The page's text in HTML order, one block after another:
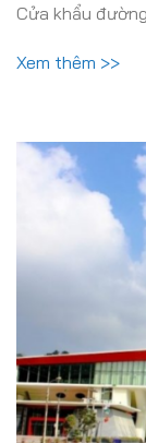
Cửa khẩu
Xem thêm >>